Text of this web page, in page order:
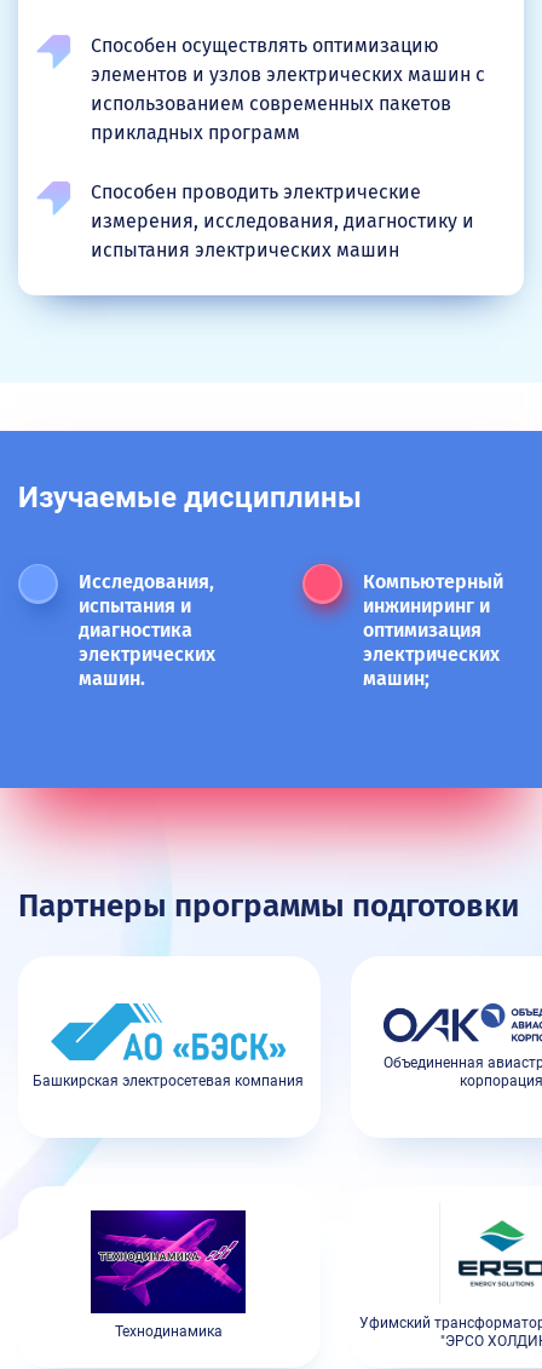
Способен осуществлять оптимизацию
элементов и узлов электрических машин с
использованием современных пакетов
прикладных программ
Способен проводить электрические
измерения, исследования, диагностику и
испытания электрических машин
Изучаемые дисциплины
Исследования,
испытания и
диагностика
электрических
машин.
Компьютерный
инжиниринг и
оптимизация
электрических
машин;
Партнеры программы подготовки
Башкирская электросетевая компания
Объединенная
корпорация
Технодинамика
Уфимский
"ЭРСО